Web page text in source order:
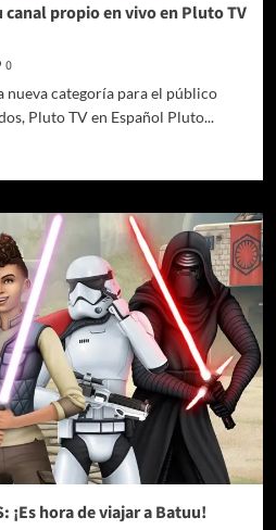
propio en vivo en Pluto TV
0
nueva categoría para el público
Pluto TV en Español Pluto...
¡Es hora de viajar a Batuu!